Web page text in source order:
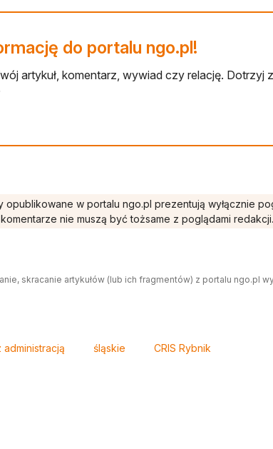
do portalu ngo.pl!
artykuł, komentarz, wywiad czy relację.
opublikowane w portalu ngo.pl prezentują wyłącznie
nie muszą być tożsame z poglądami redakcji.
skracanie artykułów (lub ich fragmentów) z portalu ngo.pl
administracją śląskie CRIS Rybnik